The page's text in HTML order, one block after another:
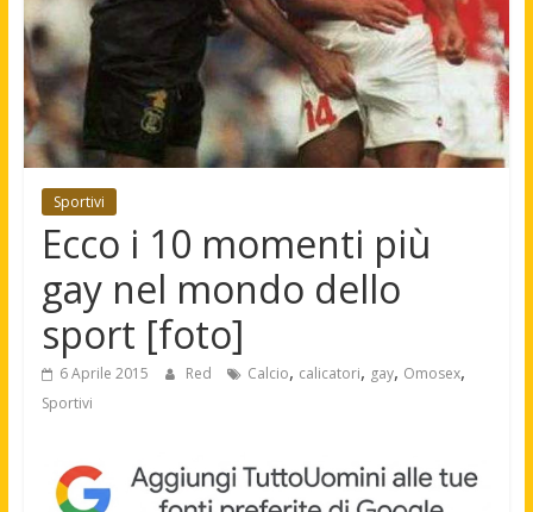
Sportivi
Ecco i 10 momenti più
gay nel mondo dello
sport [foto]
6 Aprile 2015 Red Calcio, calicatori, gay, Omosex,
Sportivi